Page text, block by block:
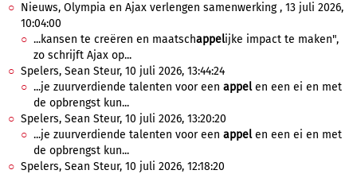
Nieuws, Olympia en Ajax verlengen samenwerking , 13 juli 2026,
10:04:00
...kansen te creëren en maatschappelijke impact te maken",
zo schrijft Ajax op...
Spelers, Sean Steur, 10 juli 2026, 13:44:24
...je zuurverdiende talenten voor een appelen een ei en met
de opbrengst kun...
Spelers, Sean Steur, 10 juli 2026, 13:20:20
...je zuurverdiende talenten voor een appelen een ei en met
de opbrengst kun...
Spelers, Sean Steur, 10 juli 2026, 12:18:20